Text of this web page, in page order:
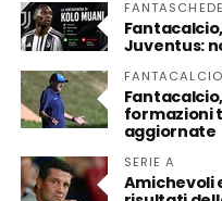
FANTASCHEDE
Juventus:
FANTACALCIO
formazioni
aggiornate
SERIE A
Amichevoli